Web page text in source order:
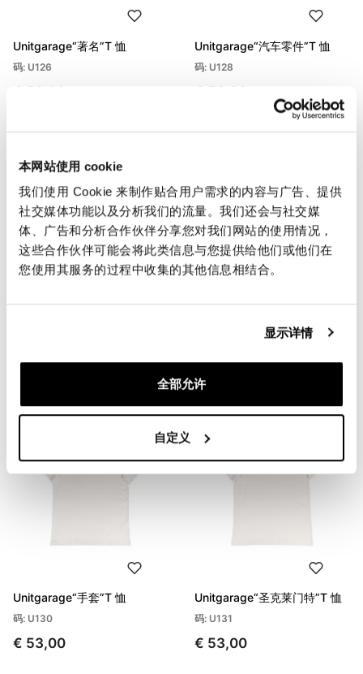
本网站使用 cookie
我们使用 Cookie 来制作贴合用户需求的内容与广告、提供
社交媒体功能以及分析我们的流量。我们还会与社交媒
体、广告和分析合作伙伴分享您对我们网站的使用情况，
这些合作伙伴可能会将此类信息与您提供给他们或他们在
您使用其服务的过程中收集的其他信息相结合。
显示详情
全部允许
自定义
Unitgarage“著名”T 恤
码: U126
€ 53,00
Unitgarage“汽车零件”T 恤
码: U128
€ 53,00
€ 53,00
Unitgarage“手套”T 恤
码: U130
€ 53,00
Unitgarage“圣克莱门特”T 恤
码: U131
€ 53,00